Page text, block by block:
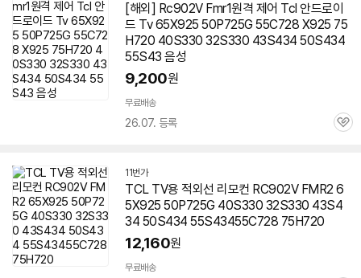
[해외] Rc902V Fmr1원격 제어 Tcl 안드로이
드 Tv 65X925 50P725G 55C728 X925 75
H720 40S330 32S330 43S434 50S434
55S43 음성
9,200원
무료배송
26.07. 등록
관
11번가
TCL TV용 적외선 리모컨 RC902V FMR2 6
5X925 50P725G 40S330 32S330 43S4
34 50S434 55S43455C728 75H720
12,160원
무료배송